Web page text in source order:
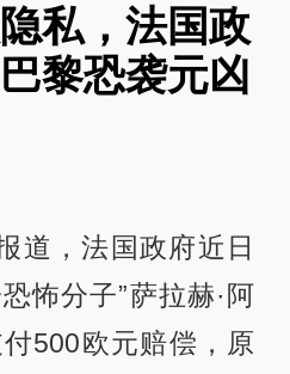
私，法国政
黎恐袭元凶
道，法国政府近日
怖分子”萨拉赫·阿
500欧元赔偿，原